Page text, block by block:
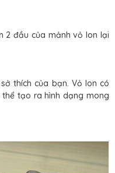
2 đầu của mảnh vỏ lon lại
thích của bạn. Vỏ lon có
tạo ra hình dạng mong